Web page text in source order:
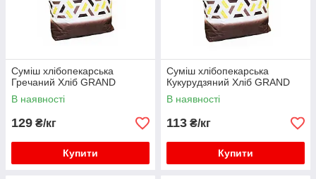
Суміш хлібопекарська
Гречаний Хліб GRAND
В наявності
129 ₴/кг
Купити
Суміш хлібопекарська
Кукурудзяний Хліб GRAND
В наявності
113 ₴/кг
Купити